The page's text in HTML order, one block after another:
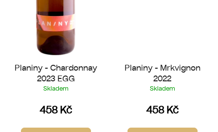
Planiny - Chardonnay
2023 EGG
Skladem
458 Kč
Planiny - Mrkvignon
2022
Skladem
458 Kč